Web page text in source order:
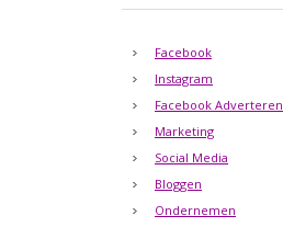
Facebook
Instagram
Facebook Adverteren
Marketing
Social Media
Bloggen
Ondernemen